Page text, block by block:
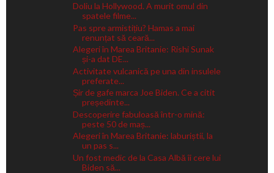
Doliu la Hollywood. A murit omul din
spatele filme...
Pas spre armistițiu? Hamas a mai
renunțat să ceară...
Alegeri în Marea Britanie: Rishi Sunak
și-a dat DE...
Activitate vulcanică pe una din insulele
preferate...
Șir de gafe marca Joe Biden. Ce a citit
președinte...
Descoperire fabuloasă într-o mină:
peste 50 de maș...
Alegeri în Marea Britanie: laburiștii, la
un pas s...
Un fost medic de la Casa Albă îi cere lui
Biden să...